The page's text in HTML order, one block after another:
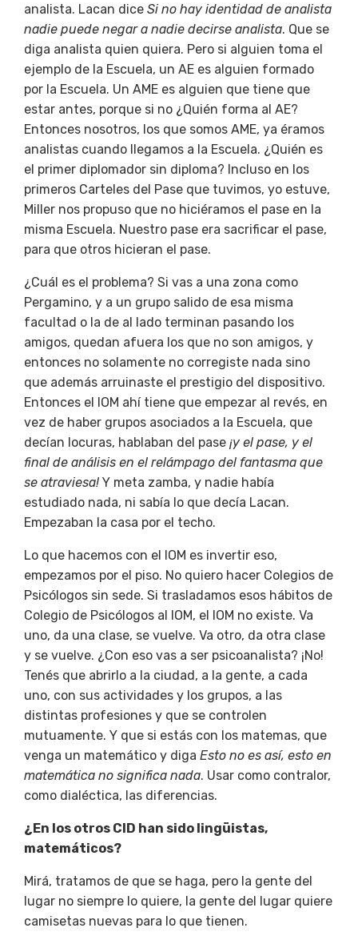
analista. Lacan dice Si no hay identidad de analista
nadie puede negar a nadie decirse analista. Que se
diga analista quien quiera. Pero si alguien toma el
ejemplo de la Escuela, un AE es alguien formado
por la Escuela. Un AME es alguien que tiene que
estar antes, porque si no ¿Quién forma al AE?
Entonces nosotros, los que somos AME, ya éramos
analistas cuando llegamos a la Escuela. ¿Quién es
el primer diplomador sin diploma? Incluso en los
primeros Carteles del Pase que tuvimos, yo estuve,
Miller nos propuso que no hiciéramos el pase en la
misma Escuela. Nuestro pase era sacrificar el pase,
para que otros hicieran el pase.
¿Cuál es el problema? Si vas a una zona como
Pergamino, y a un grupo salido de esa misma
facultad o la de al lado terminan pasando los
amigos, quedan afuera los que no son amigos, y
entonces no solamente no corregiste nada sino
que además arruinaste el prestigio del dispositivo.
Entonces el IOM ahí tiene que empezar al revés, en
vez de haber grupos asociados a la Escuela, que
decían locuras, hablaban del pase ¡y el pase, y el
final de análisis en el relámpago del fantasma que
se atraviesa! Y meta zamba, y nadie había
estudiado nada, ni sabía lo que decía Lacan.
Empezaban la casa por el techo.
Lo que hacemos con el IOM es invertir eso,
empezamos por el piso. No quiero hacer Colegios de
Psicólogos sin sede. Si trasladamos esos hábitos de
Colegio de Psicólogos al IOM, el IOM no existe. Va
uno, da una clase, se vuelve. Va otro, da otra clase
y se vuelve. ¿Con eso vas a ser psicoanalista? ¡No!
Tenés que abrirlo a la ciudad, a la gente, a cada
uno, con sus actividades y los grupos, a las
distintas profesiones y que se controlen
mutuamente. Y que si estás con los matemas, que
venga un matemático y diga Esto no es así, esto en
matemática no significa nada. Usar como contralor,
como dialéctica, las diferencias.
¿En los otros CID han sido lingüistas,
matemáticos?
Mirá, tratamos de que se haga, pero la gente del
lugar no siempre lo quiere, la gente del lugar quiere
camisetas nuevas para lo que tienen.